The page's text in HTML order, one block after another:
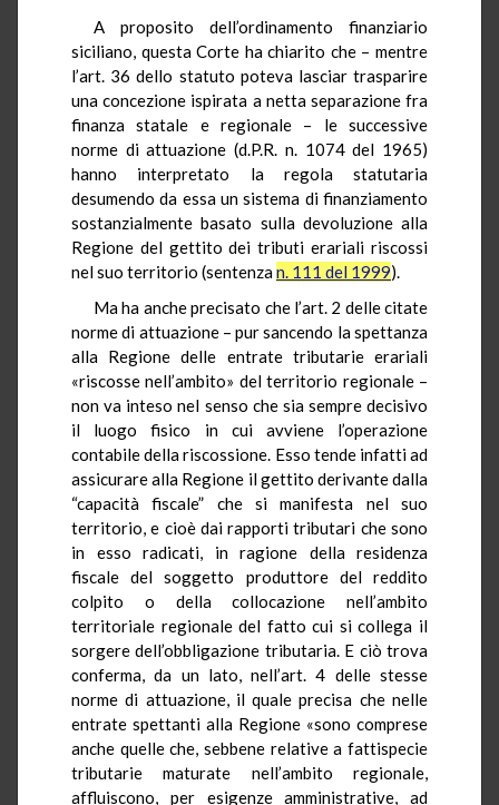
A proposito dell’ordinamento finanziario
siciliano, questa Corte ha chiarito che – mentre
l’art. 36 dello statuto poteva lasciar trasparire
una concezione ispirata a netta separazione fra
finanza statale e regionale – le successive
norme di attuazione (d.P.R. n. 1074 del 1965)
hanno interpretato la regola statutaria
desumendo da essa un sistema di finanziamento
sostanzialmente basato sulla devoluzione alla
Regione del gettito dei tributi erariali riscossi
nel suo territorio (sentenzan. 111 del 1999).
Ma ha anche precisato che l’art. 2 delle citate
norme di attuazione – pur sancendo la spettanza
alla Regione delle entrate tributarie erariali
«riscosse nell’ambito» del territorio regionale –
non va inteso nel senso che sia sempre decisivo
il luogo fisico in cui avviene l’operazione
contabile della riscossione. Esso tende infatti ad
assicurare alla Regione il gettito derivante dalla
“capacità fiscale” che si manifesta nel suo
territorio, e cioè dai rapporti tributari che sono
in esso radicati, in ragione della residenza
fiscale del soggetto produttore del reddito
colpito o della collocazione nell’ambito
territoriale regionale del fatto cui si collega il
sorgere dell’obbligazione tributaria. E ciò trova
conferma, da un lato, nell’art. 4 delle stesse
norme di attuazione, il quale precisa che nelle
entrate spettanti alla Regione «sono comprese
anche quelle che, sebbene relative a fattispecie
tributarie maturate nell’ambito regionale,
affluiscono, per esigenze amministrative, ad